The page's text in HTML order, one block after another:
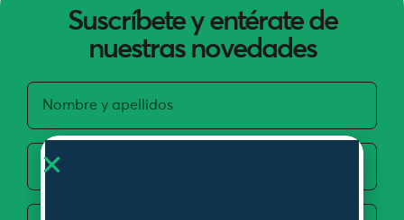
Suscríbete y entérate de
nuestras novedades